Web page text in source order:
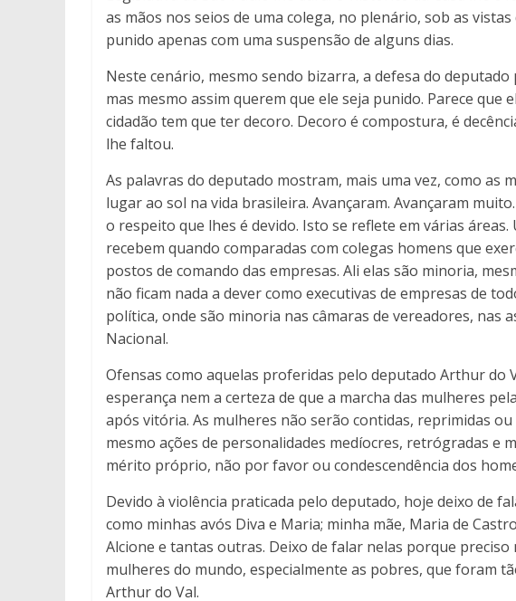
as mãos nos seios de uma colega, no plenário, sob as
punido apenas com uma suspensão de alguns dias.
Neste cenário, mesmo sendo bizarra, a defesa do
mas mesmo assim querem que ele seja punido. Parece que
cidadão tem que ter decoro. Decoro é compostura, é
lhe faltou.
As palavras do deputado mostram, mais uma vez, como as
lugar ao sol na vida brasileira. Avançaram. Avançaram
o respeito que lhes é devido. Isto se reflete em várias
recebem quando comparadas com colegas homens que
postos de comando das empresas. Ali elas são minoria,
não ficam nada a dever como executivas de empresas de
política, onde são minoria nas câmaras de vereadores, nas
Nacional.
Ofensas como aquelas proferidas pelo deputado Arthur do
esperança nem a certeza de que a marcha das mulheres
após vitória. As mulheres não serão contidas, reprimidas
mesmo ações de personalidades medíocres, retrógradas e
mérito próprio, não por favor ou condescendência dos
Devido à violência praticada pelo deputado, hoje deixo de
como minhas avós Diva e Maria; minha mãe, Maria de
Alcione e tantas outras. Deixo de falar nelas porque
mulheres do mundo, especialmente as pobres, que foram
Arthur do Val.